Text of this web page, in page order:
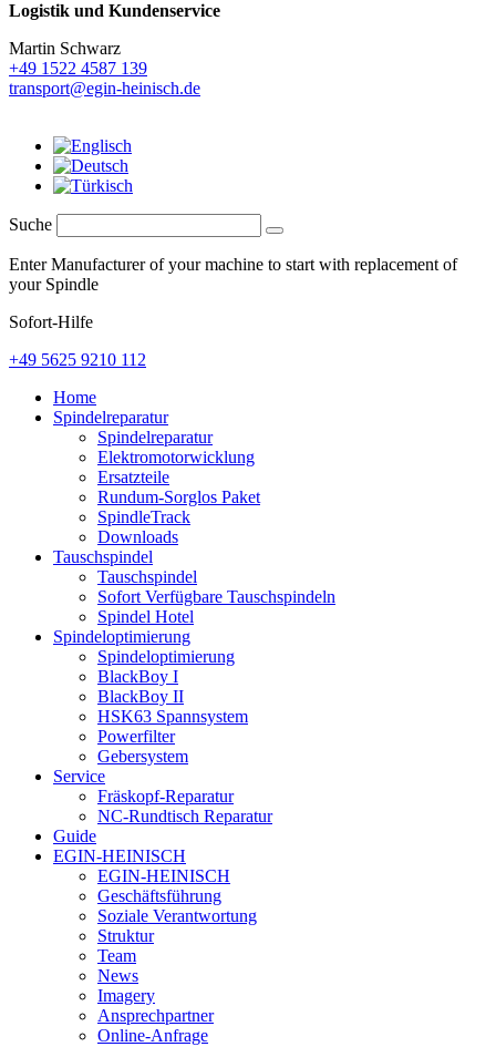
Logistik und Kundenservice
Martin Schwarz
+49 1522 4587 139
transport@egin-heinisch.de
Suche
Enter Manufacturer of your machine to start with replacement of
your Spindle
Sofort-Hilfe
+49 5625 9210 112
Home
Spindelreparatur
Spindelreparatur
Elektromotorwicklung
Ersatzteile
Rundum-Sorglos Paket
SpindleTrack
Downloads
Tauschspindel
Tauschspindel
Sofort Verfügbare Tauschspindeln
Spindel Hotel
Spindeloptimierung
Spindeloptimierung
BlackBoy I
BlackBoy II
HSK63 Spannsystem
Powerfilter
Gebersystem
Service
Fräskopf-Reparatur
NC-Rundtisch Reparatur
Guide
EGIN-HEINISCH
EGIN-HEINISCH
Geschäftsführung
Soziale Verantwortung
Struktur
Team
News
Imagery
Ansprechpartner
Online-Anfrage